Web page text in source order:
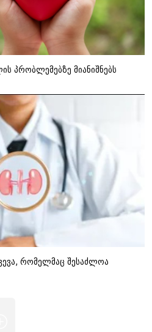
პრობლემებზე მიანიშნებს
რომელმაც შესაძლოა